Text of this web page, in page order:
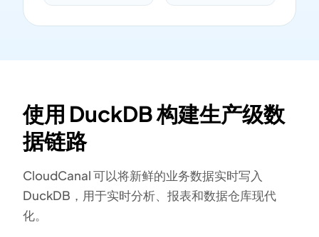
使用 DuckDB 构建生产级数
据链路
CloudCanal 可以将新鲜的业务数据实时写入
DuckDB，用于实时分析、报表和数据仓库现代
化。